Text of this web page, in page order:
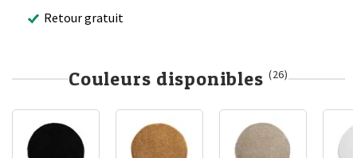
Retour gratuit
Couleurs disponibles (26)